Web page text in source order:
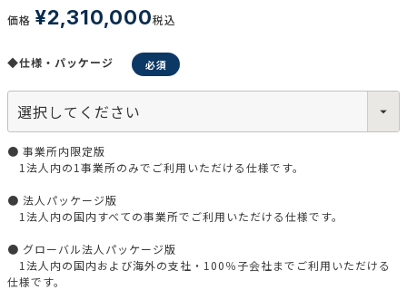
価格 ¥2,310,000税込
◆仕様・パッケージ
● 事業所内限定版
1法人内の1事業所のみでご利用いただける仕様です。
● 法人パッケージ版
1法人内の国内すべての事業所でご利用いただける仕様です。
● グローバル法人パッケージ版
1法人内の国内および海外の支社・100％子会社までご利用いただける
仕様です。